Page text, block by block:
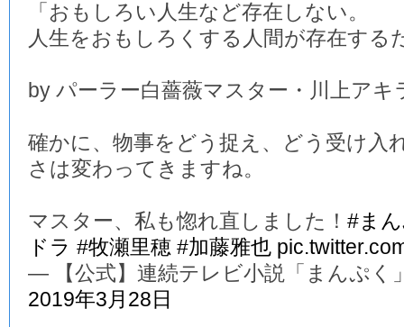
「おもしろい人生など存在しない。
人生をおもしろくする人間が存在する
by パーラー白薔薇マスター・川上アキ
確かに、物事をどう捉え、どう受け入
さは変わってきますね。
マスター、私も惚れ直しました！ #ま
ドラ #牧瀬里穂 #加藤雅也
— 【公式】連続テレビ小説「まんぷく
2019年3月28日